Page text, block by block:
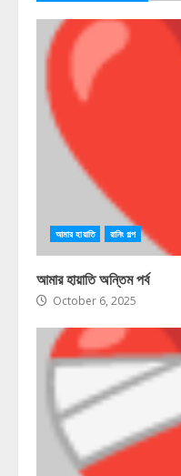
আমার হায়াতি রানিং গল্প
আমার হায়াতি অন্তিম পর্ব
October 6, 2025